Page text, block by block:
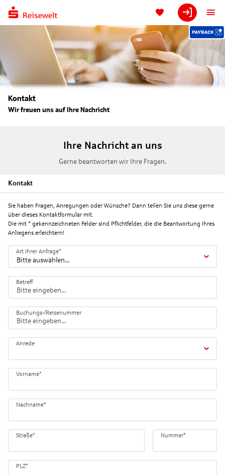
Kontakt
Wir freuen uns auf Ihre Nachricht
Ihre Nachricht an uns
Gerne beantworten wir Ihre Fragen.
Kontakt
Sie haben Fragen, Anregungen oder Wünsche? Dann teilen Sie uns diese gerne
über dieses Kontaktformular mit.
Die mit * gekennzeichneten Felder sind Pflichtfelder, die die Beantwortung Ihres
Anliegens erleichtern!
Bitte auswählen...
Art Ihrer Anfrage*
Betreff
Buchungs-/Reisenummer
Anrede
Vorname*
Nachname*
Straße* Nummer*
PLZ*